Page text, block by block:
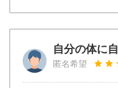
自分の体に
匿名希望